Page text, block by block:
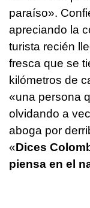
paraíso».
apreciando la
turista recién
fresca que se
kilómetros de
«una persona
olvidando a
aboga por
«Dices
piensa en el